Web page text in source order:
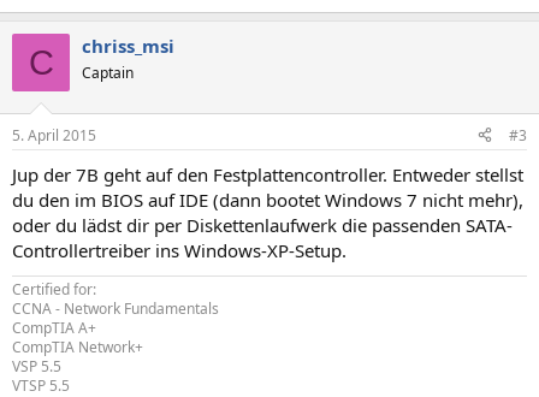
C chriss_msi
Captain
5. April 2015 #3
Jup der 7B geht auf den Festplattencontroller. Entweder stellst
du den im BIOS auf IDE (dann bootet Windows 7 nicht mehr),
oder du lädst dir per Diskettenlaufwerk die passenden SATA-
Controllertreiber ins Windows-XP-Setup.
Certified for:
CCNA - Network Fundamentals
CompTIA A+
CompTIA Network+
VSP 5.5
VTSP 5.5